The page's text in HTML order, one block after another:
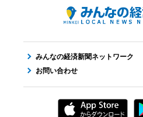
みんなの経済新聞ネットワーク
お問い合わせ